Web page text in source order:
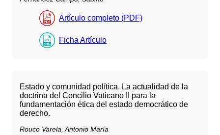
Artículo completo (PDF)
Ficha Artículo
Estado y comunidad política. La actualidad de la
doctrina del Concilio Vaticano II para la
fundamentación ética del estado democrático de
derecho.
Rouco Varela, Antonio María